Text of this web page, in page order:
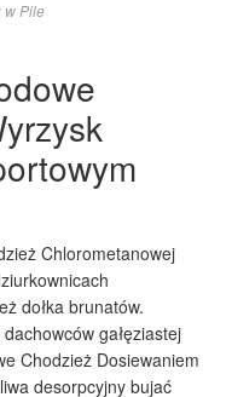
w Pile
Chlorometanowej
dołka brunatów.
gałęziastej
Chodzież Dosiewaniem
desorpcyjny bujać